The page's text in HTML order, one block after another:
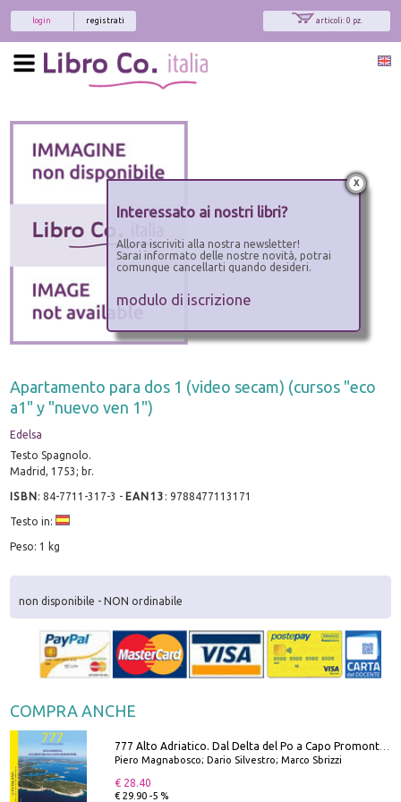
articoli: 0 pz.
registrati
login
Apartamento para dos 1 (video secam) (cursos "eco
a1" y "nuevo ven 1")
Edelsa
Testo Spagnolo.
Madrid, 1753; br.
ISBN:84-7711-317-3 - EAN13 :9788477113171
Testo in:
Peso: 1 kg
non disponibile - NON ordinabile
COMPRA ANCHE
777 Alto Adriatico. Dal Delta del Po a Capo Promontore. Con QR Code
Piero Magnabosco; Dario Silvestro; Marco Sbrizzi
€ 28.40
€ 29.90 -5 %
x
Interessato ai nostri libri?
Allora iscriviti alla nostra newsletter!
Sarai informato delle nostre novità, potrai
comunque cancellarti quando desideri.
modulo di iscrizione